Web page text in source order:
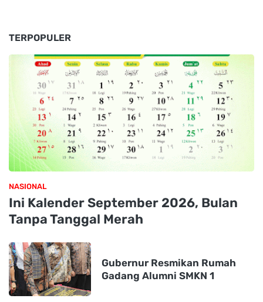
TERPOPULER
NASIONAL
Ini Kalender September 2026, Bulan
Tanpa Tanggal Merah
Gubernur Resmikan Rumah
Gadang Alumni SMKN 1